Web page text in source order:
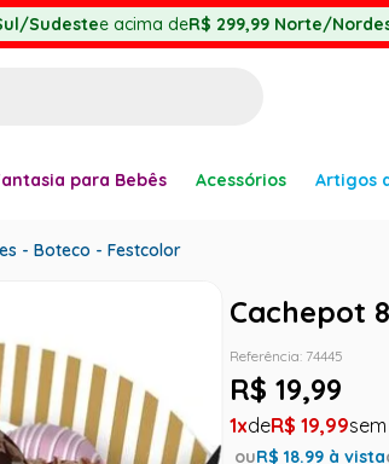
Sudestee acima deR$ 299,99 Norte/
para Bebês Acessórios Artigos
- Boteco - Festcolor
Cachepot
Referência: 74445
R$ 19,99
1 R$ 19,99
ouR$18.99 à vista